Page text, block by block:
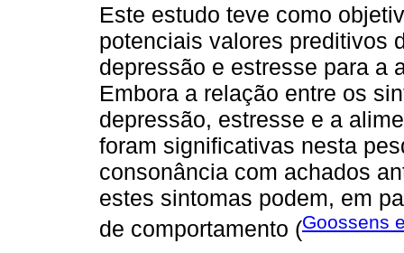
Este estudo teve como
potenciais valores preditivos
depressão e estresse para a
Embora a relação entre os
depressão, estresse e a
foram significativas nesta
consonância com achados
estes sintomas podem, em
de comportamento (Goossens